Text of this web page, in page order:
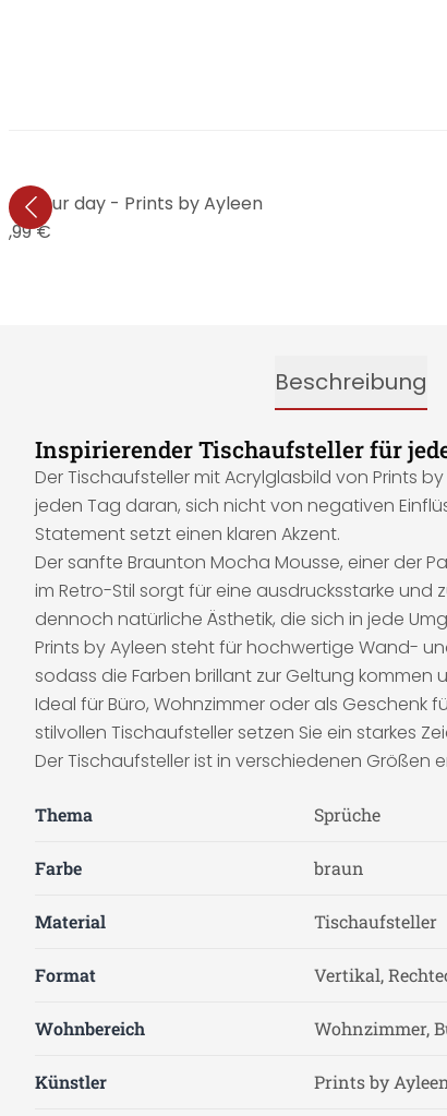
your day - Prints by Ayleen
€
Beschreibung
Inspirierender Tischaufsteller für
Der Tischaufsteller mit Acrylglasbild von Prints
jeden Tag daran, sich nicht von negativen
Statement setzt einen klaren Akzent.
Der sanfte Braunton Mocha Mousse, einer der
im Retro-Stil sorgt für eine ausdrucksstarke
dennoch natürliche Ästhetik, die sich in jede
Prints by Ayleen steht für hochwertige Wand-
sodass die Farben brillant zur Geltung
Ideal für Büro, Wohnzimmer oder als Geschenk
stilvollen Tischaufsteller setzen Sie ein starkes
Der Tischaufsteller ist in verschiedenen Größen
Thema Sprüche
Farbe braun
Material Tischaufsteller
Format Vertikal,
Wohnbereich Wohnzimmer,
Künstler Prints by Ayleen